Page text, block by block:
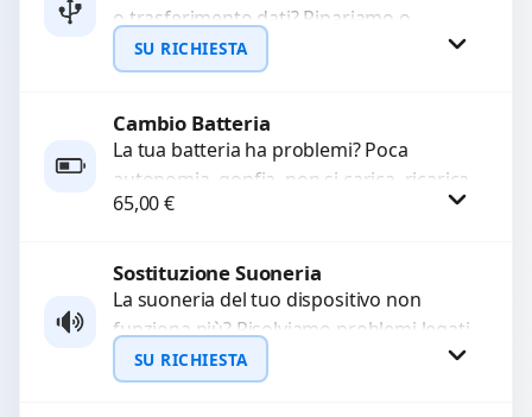
WhatsApp
o trasferimento dati? Ripariamo o
sostituiamo connettori di ricarica guasti,
rotti, allentati, danneggiati,...
SU RICHIESTA
Richiedi Preventivo
WhatsApp
Cambio Batteria
La tua batteria ha problemi? Poca
autonomia, gonfia, non si carica, ricarica
lenta o cicli di ricarica esauriti?
65,00€
Procedi
Sostituzione Suoneria
La suoneria del tuo dispositivo non
funziona più? Risolviamo problemi legati
a moduli audio difettosi con interventi
precisi e componenti...
SU RICHIESTA